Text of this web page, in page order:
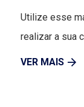
Utilize esse
realizar a sua
VER MAIS